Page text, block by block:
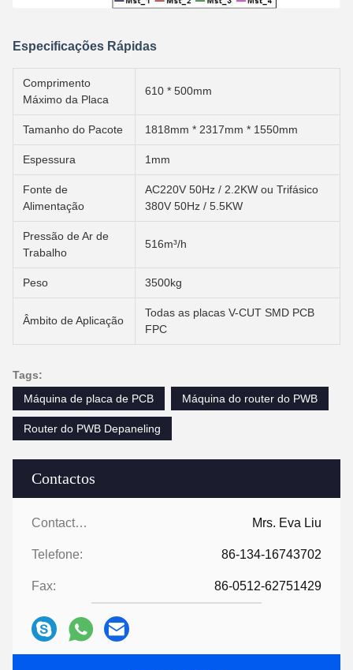
Contactos
Contactos: Mrs. Eva Liu
Telefone: 86-134-16743702
Fax: 86-0512-62751429
Especificações Rápidas
Comprimento
Máximo da Placa
610 * 500mm
Tamanho do Pacote 1818mm * 2317mm * 1550mm
Espessura 1mm
Fonte de
Alimentação
AC220V 50Hz / 2.2KW ou Trifásico
380V 50Hz / 5.5KW
Pressão de Ar de
Trabalho
516m³/h
Peso 3500kg
Âmbito de Aplicação
Todas as placas V-CUT SMD PCB
FPC
Tags:
Máquina de placa de PCB
Máquina do router do PWB
Router do PWB Depaneling